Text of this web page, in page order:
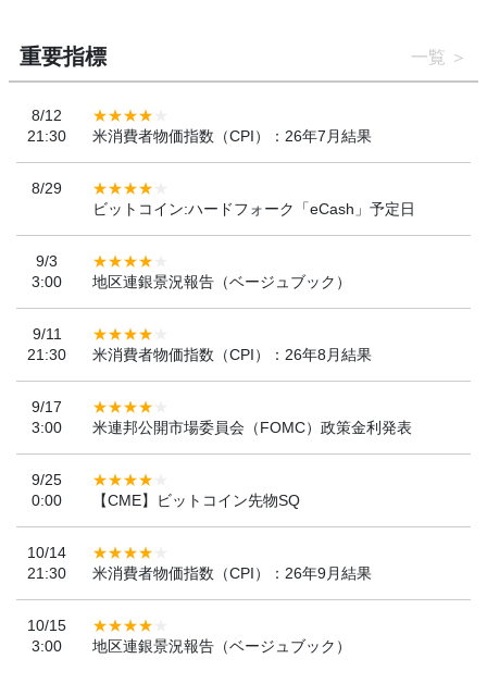
重要指標 一覧
8/12
21:30
米消費者物価指数（CPI）：26年7月結果
8/29
ビットコイン:ハードフォーク「eCash」予定日
9/3
3:00
地区連銀景況報告（ベージュブック）
9/11
21:30
米消費者物価指数（CPI）：26年8月結果
9/17
3:00
米連邦公開市場委員会（FOMC）政策金利発表
9/25
0:00
【CME】ビットコイン先物SQ
10/14
21:30
米消費者物価指数（CPI）：26年9月結果
10/15
3:00
地区連銀景況報告（ベージュブック）